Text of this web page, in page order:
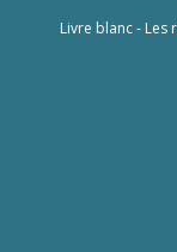
Livre blanc -